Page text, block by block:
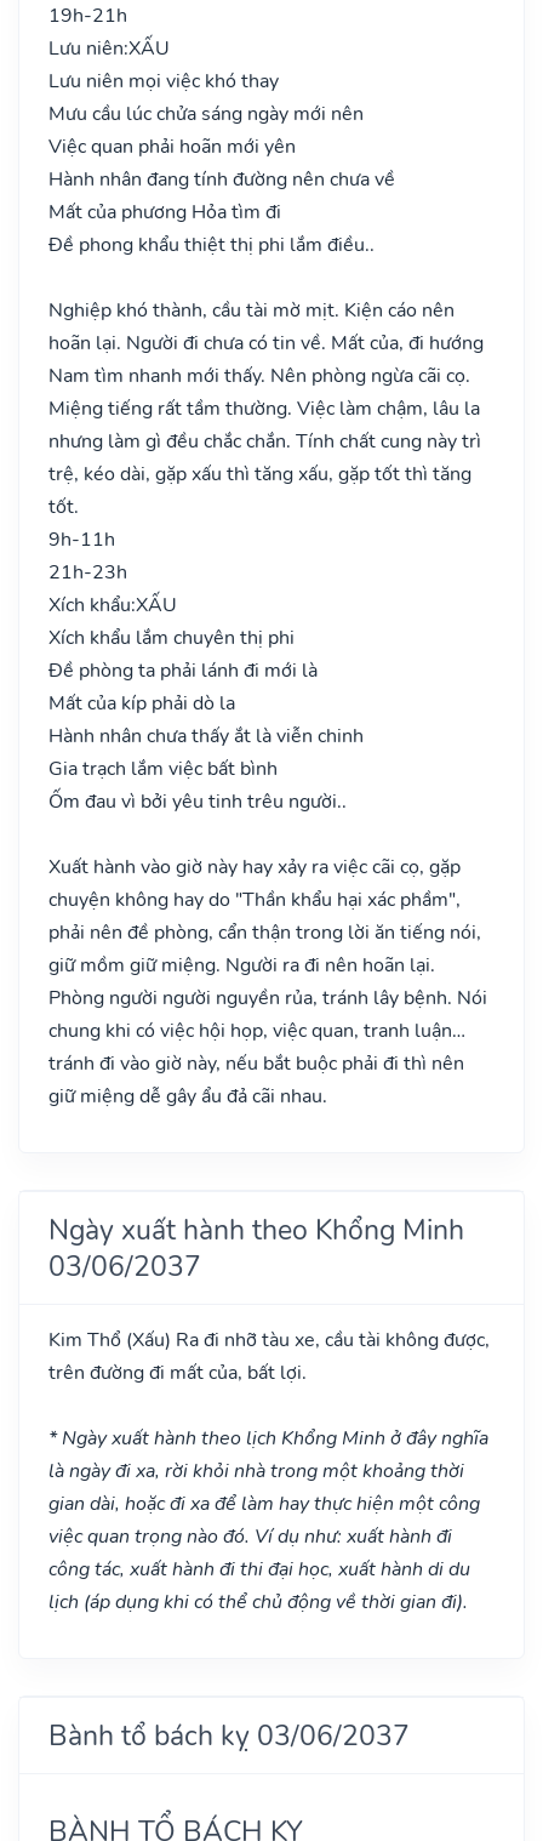
19h-21h
Lưu niên:XẤU
Lưu niên mọi việc khó thay
Mưu cầu lúc chửa sáng ngày mới nên
Việc quan phải hoãn mới yên
Hành nhân đang tính đường nên chưa về
Mất của phương Hỏa tìm đi
Đề phong khẩu thiệt thị phi lắm điều..
Nghiệp khó thành, cầu tài mờ mịt. Kiện cáo nên
hoãn lại. Người đi chưa có tin về. Mất của, đi hướng
Nam tìm nhanh mới thấy. Nên phòng ngừa cãi cọ.
Miệng tiếng rất tầm thường. Việc làm chậm, lâu la
nhưng làm gì đều chắc chắn. Tính chất cung này trì
trệ, kéo dài, gặp xấu thì tăng xấu, gặp tốt thì tăng
tốt.
9h-11h
21h-23h
Xích khẩu:XẤU
Xích khẩu lắm chuyên thị phi
Đề phòng ta phải lánh đi mới là
Mất của kíp phải dò la
Hành nhân chưa thấy ắt là viễn chinh
Gia trạch lắm việc bất bình
Ốm đau vì bởi yêu tinh trêu người..
Xuất hành vào giờ này hay xảy ra việc cãi cọ, gặp
chuyện không hay do "Thần khẩu hại xác phầm",
phải nên đề phòng, cẩn thận trong lời ăn tiếng nói,
giữ mồm giữ miệng. Người ra đi nên hoãn lại.
Phòng người người nguyền rủa, tránh lây bệnh. Nói
chung khi có việc hội họp, việc quan, tranh luận…
tránh đi vào giờ này, nếu bắt buộc phải đi thì nên
giữ miệng dễ gây ẩu đả cãi nhau.
Ngày xuất hành theo Khổng Minh
03/06/2037
Kim Thổ (Xấu) Ra đi nhỡ tàu xe, cầu tài không được,
trên đường đi mất của, bất lợi.
* Ngày xuất hành theo lịch Khổng Minh ở đây nghĩa
là ngày đi xa, rời khỏi nhà trong một khoảng thời
gian dài, hoặc đi xa để làm hay thực hiện một công
việc quan trọng nào đó. Ví dụ như: xuất hành đi
công tác, xuất hành đi thi đại học, xuất hành di du
lịch (áp dụng khi có thể chủ động về thời gian đi).
Bành tổ bách kỵ 03/06/2037
BÀNH TỔ BÁCH KỴ